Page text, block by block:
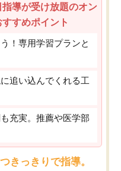
導が受け放題のオン
すめポイント
！専用学習プランと
追い込んでくれる工
充実。推薦や医学部
きっきりで指導。